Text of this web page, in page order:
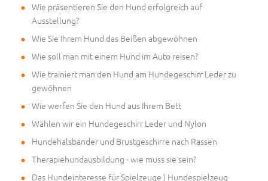
Wie präsentieren Sie den Hund erfolgreich auf
Ausstellung?
Wie Sie Ihrem Hund das Beißen abgewöhnen
Wie soll man mit einem Hund im Auto reisen?
Wie trainiert man den Hund am Hundegeschirr Leder zu
gewöhnen
Wie werfen Sie den Hund aus Ihrem Bett
Wählen wir ein Hundegeschirr Leder und Nylon
Hundehalsbänder und Brustgeschirre nach Rassen
Therapiehundausbildung - wie muss sie sein?
Das Hundeinteresse für Spielzeuge | Hundespielzeug